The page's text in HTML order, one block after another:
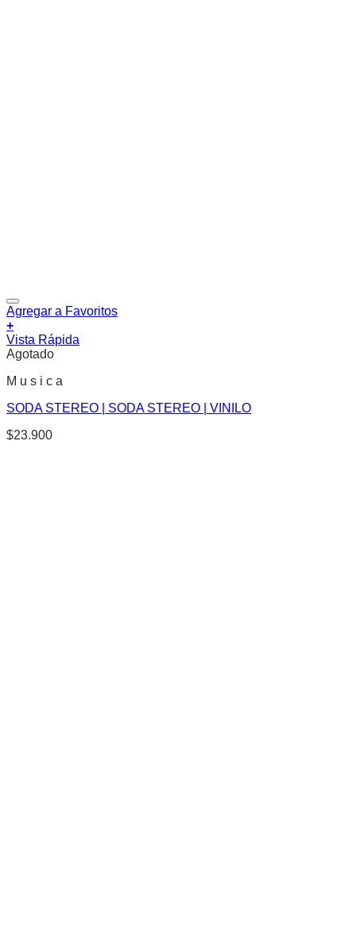
Agregar a Favoritos
+
Vista Rápida
Agotado
M u s i c a
SODA STEREO | SODA STEREO | VINILO
$23.900